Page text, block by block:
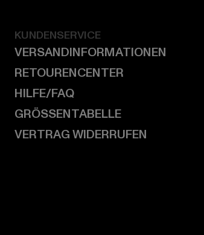
KUNDENSERVICE
VERSANDINFORMATIONEN
RETOURENCENTER
HILFE/FAQ
GRÖSSENTABELLE
VERTRAG WIDERRUFEN